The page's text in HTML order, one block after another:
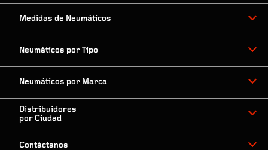
Medidas de Neumáticos
Neumáticos por Tipo
Neumáticos por Marca
Distribuidores
por Ciudad
Contáctanos